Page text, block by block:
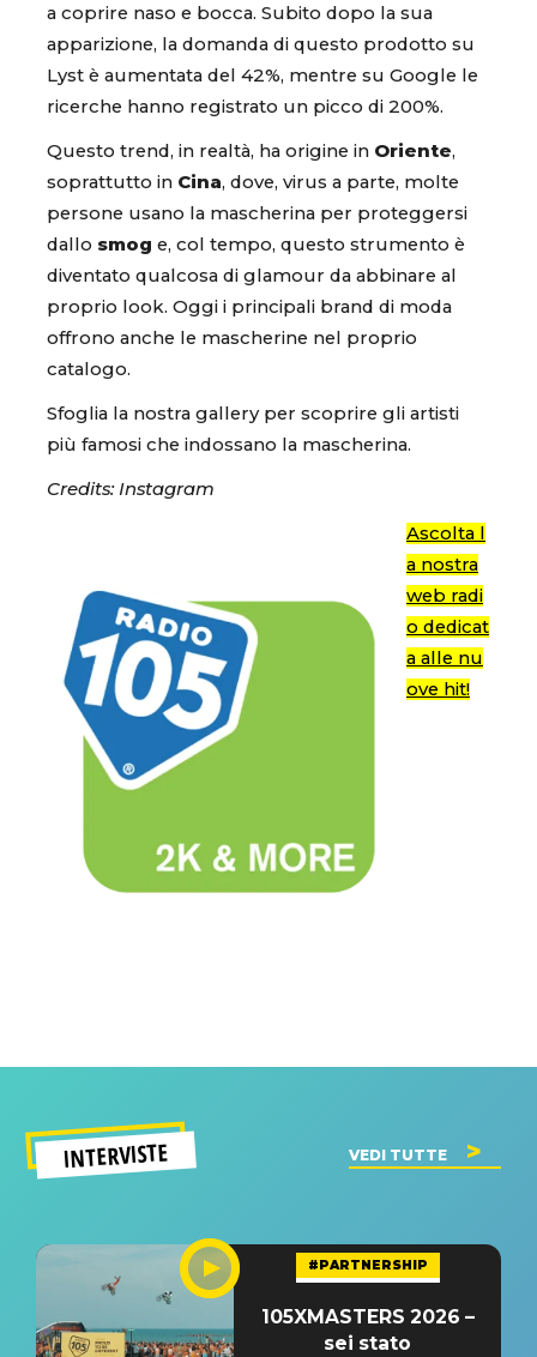
a coprire naso e bocca. Subito dopo la sua
apparizione, la domanda di questo prodotto su
Lyst è aumentata del 42%, mentre su Google le
ricerche hanno registrato un picco di 200%.
Questo trend, in realtà, ha origine in Oriente,
soprattutto in Cina, dove, virus a parte, molte
persone usano la mascherina per proteggersi
dallo smog e, col tempo, questo strumento è
diventato qualcosa di glamour da abbinare al
proprio look. Oggi i principali brand di moda
offrono anche le mascherine nel proprio
catalogo.
Sfoglia la nostra gallery per scoprire gli artisti
più famosi che indossano la mascherina.
Credits: Instagram
Ascolta l
a nostra
web radi
o dedicat
a alle nu
ove hit!
INTERVISTE VEDI TUTTE
#PARTNERSHIP
105XMASTERS 2026 –
sei stato